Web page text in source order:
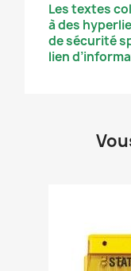
Les textes
à des
de sécurité
lien